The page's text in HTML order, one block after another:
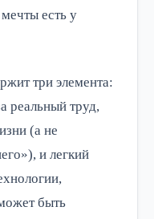
есть у
три элемента:
реальный труд,
(а не
и легкий
быть